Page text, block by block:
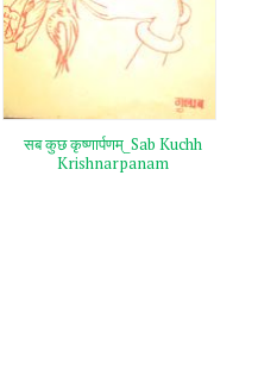
सब कुछ कृष्णार्पणम्‌_Sab Kuchh
Krishnarpanam